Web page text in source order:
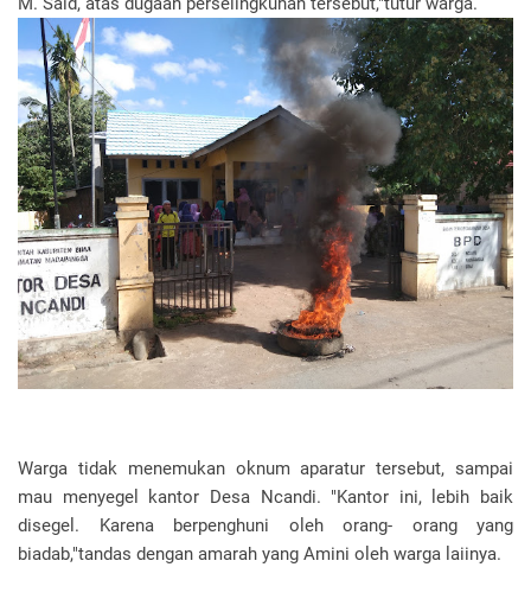
Warga tidak menemukan oknum aparatur tersebut, sampai
mau menyegel kantor Desa Ncandi. "Kantor ini, lebih baik
disegel. Karena berpenghuni oleh orang- orang yang
biadab,"tandas dengan amarah yang Amini oleh warga laiinya.